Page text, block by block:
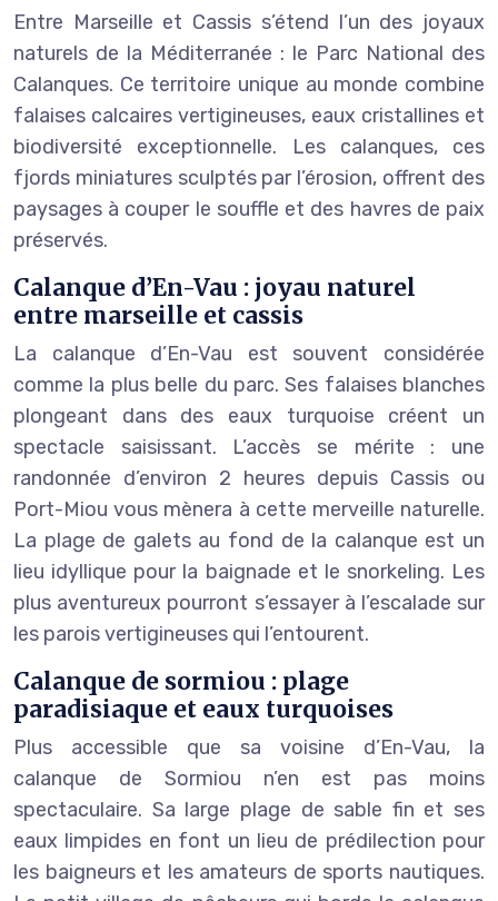
Entre Marseille et Cassis s’étend l’un des joyaux
naturels de la Méditerranée : le Parc National des
Calanques. Ce territoire unique au monde combine
falaises calcaires vertigineuses, eaux cristallines et
biodiversité exceptionnelle. Les calanques, ces
fjords miniatures sculptés par l’érosion, offrent des
paysages à couper le souffle et des havres de paix
préservés.
Calanque d’En-Vau : joyau naturel
entre marseille et cassis
La calanque d’En-Vau est souvent considérée
comme la plus belle du parc. Ses falaises blanches
plongeant dans des eaux turquoise créent un
spectacle saisissant. L’accès se mérite : une
randonnée d’environ 2 heures depuis Cassis ou
Port-Miou vous mènera à cette merveille naturelle.
La plage de galets au fond de la calanque est un
lieu idyllique pour la baignade et le snorkeling. Les
plus aventureux pourront s’essayer à l’escalade sur
les parois vertigineuses qui l’entourent.
Calanque de sormiou : plage
paradisiaque et eaux turquoises
Plus accessible que sa voisine d’En-Vau, la
calanque de Sormiou n’en est pas moins
spectaculaire. Sa large plage de sable fin et ses
eaux limpides en font un lieu de prédilection pour
les baigneurs et les amateurs de sports nautiques.